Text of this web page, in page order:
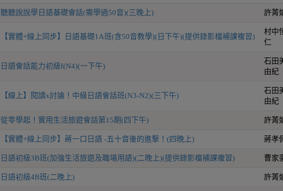
聽聽說說學日語基礎會話(需學過50音)(三晚上) 許菁
【實體+線上同步】日語基礎1A班(含50音教學)(日下午)(提供錄影檔補課複習)
村中
仁
日語會話能力初級I(N4)(一下午)
石田
由紀
【線上】閱讀x討論！中級日語會話班(N3-N2)(三下午)
石田
由紀
從零學起！實用生活旅遊會話第15期(四下午) 許菁
【實體+線上同步】蔣一口日語 -五十音後的進擊！(四晚上) 蔣孝
日語初級3B班(加強生活旅遊及職場用語)(二晚上)(提供錄影檔補課複習) 曹家
日語初級4B班(二晚上) 許菁